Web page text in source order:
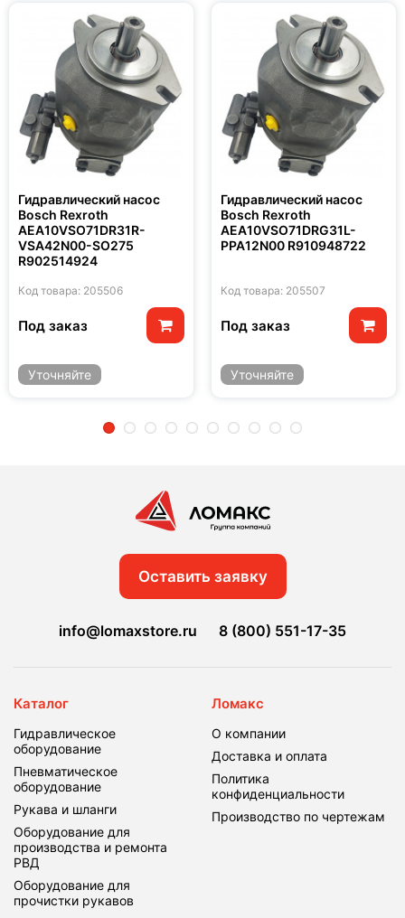
Гидравлический насос
Bosch Rexroth
AEA10VSO71DR31R-
VSA42N00-SO275
R902514924
Код товара: 205506
Под заказ
Уточняйте
Гидравлический насос
Bosch Rexroth
AEA10VSO71DRG31L-
PPA12N00 R910948722
Код товара: 205507
Под заказ
Уточняйте
Оставить заявку
info@lomaxstore.ru 8 (800) 551-17-35
Каталог
Гидравлическое
оборудование
Пневматическое
оборудование
Рукава и шланги
Оборудование для
производства и ремонта
РВД
Оборудование для
прочистки рукавов
Ломакс
О компании
Доставка и оплата
Политика
конфиденциальности
Производство по чертежам